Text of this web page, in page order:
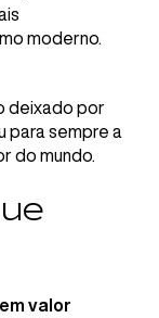
moderno.
deixado por
para sempre a
do mundo.
valor